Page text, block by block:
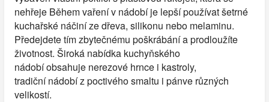
nehřeje Během vaření v nádobí je lepší používat šetrné
kuchařské náčiní ze dřeva, silikonu nebo melaminu.
Předejdete tím zbytečnému poškrábání a prodloužíte
životnost. Široká nabídka kuchyňského
nádobí obsahuje nerezové hrnce i kastroly,
tradiční nádobí z poctivého smaltu i pánve různých
velikostí.